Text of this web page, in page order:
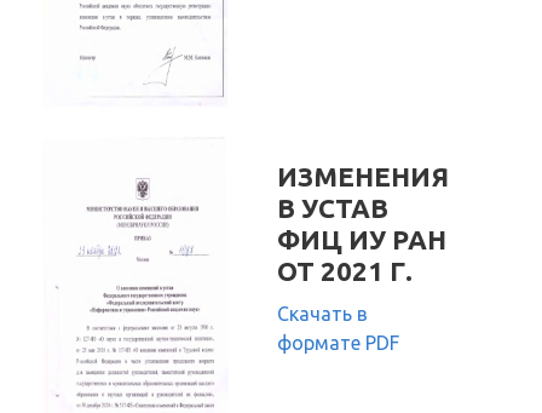
ИЗМЕНЕНИЯ
В УСТАВ
ФИЦ ИУ РАН
ОТ 2021 Г.
Скачать в
формате PDF